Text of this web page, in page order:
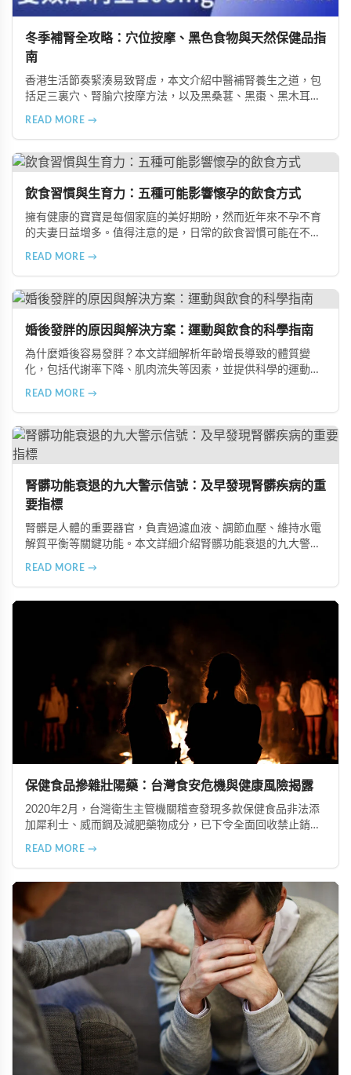
冬季補腎全攻略：穴位按摩、黑色食物與天然保健品指
南
香港生活節奏緊湊易致腎虛，本文介紹中醫補腎養生之道，包
括足三裏穴、腎腧穴按摩方法，以及黑桑葚、黑棗、黑木耳等
READ MORE →
飲食習慣與生育力：五種可能影響懷孕的飲食方式
擁有健康的寶寶是每個家庭的美好期盼，然而近年來不孕不育
的夫妻日益增多。值得注意的是，日常的飲食習慣可能在不知
擔，幫助準備懷孕的夫妻提升受孕機率。
READ MORE →
婚後發胖的原因與解決方案：運動與飲食的科學指南
為什麼婚後容易發胖？本文詳細解析年齡增長導致的體質變
化，包括代謝率下降、肌肉流失等因素，並提供科學的運動與
READ MORE →
腎髒功能衰退的九大警示信號：及早發現腎髒疾病的重
要指標
腎髒是人體的重要器官，負責過濾血液、調節血壓、維持水電
解質平衡等關鍵功能。本文詳細介紹腎髒功能衰退的九大警示
READ MORE →
保健食品摻雜壯陽藥：台灣食安危機與健康風險揭露
2020年2月，台灣衛生主管機關稽查發現多款保健食品非法添
加犀利士、威而鋼及減肥藥物成分，已下令全面回收禁止銷
READ MORE →